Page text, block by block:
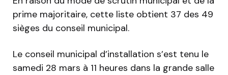
prime majoritaire, cette liste obtient 37 des 49
sièges du conseil municipal.
Le conseil municipal d’installation s’est tenu le
samedi 28 mars à 11 heures dans la grande salle